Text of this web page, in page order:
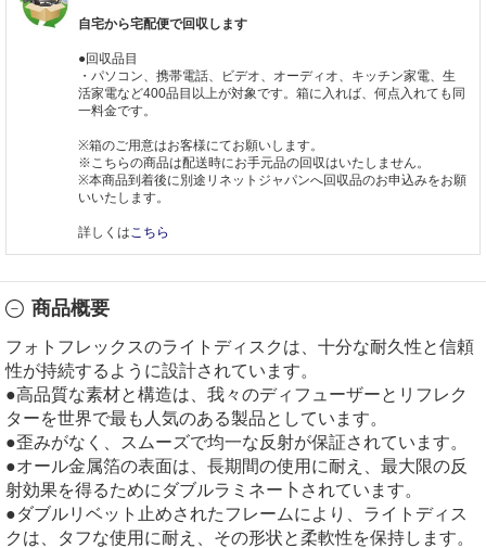
自宅から宅配便で回収します
●回収品目
・パソコン、携帯電話、ビデオ、オーディオ、キッチン家電、生
活家電など400品目以上が対象です。箱に入れば、何点入れても同
一料金です。
※箱のご用意はお客様にてお願いします。
※こちらの商品は配送時にお手元品の回収はいたしません。
※本商品到着後に別途リネットジャパンへ回収品のお申込みをお願
いいたします。
詳しくはこちら
商品概要
フォトフレックスのライトディスクは、十分な耐久性と信頼
性が持続するように設計されています。
●高品質な素材と構造は、我々のディフューザーとリフレク
ターを世界で最も人気のある製品としています。
●歪みがなく、スムーズで均一な反射が保証されています。
●オール金属箔の表面は、長期間の使用に耐え、最大限の反
射効果を得るためにダブルラミネー卜されています。
●ダブルリベット止めされたフレームにより、ライトディス
クは、タフな使用に耐え、その形状と柔軟性を保持します。